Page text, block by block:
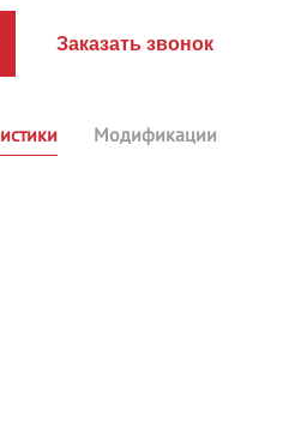
Заказать звонок
Модификации